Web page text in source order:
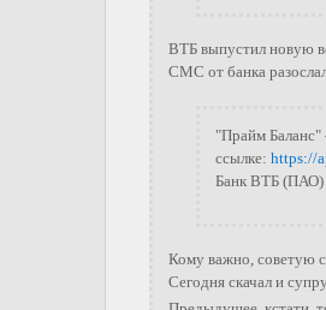
ВТБ выпустил новую
СМС от банка
"Прайм Баланс"
ссылке: https://
Банк ВТБ (ПАО)
Кому важно, советую
Сегодня скачал и